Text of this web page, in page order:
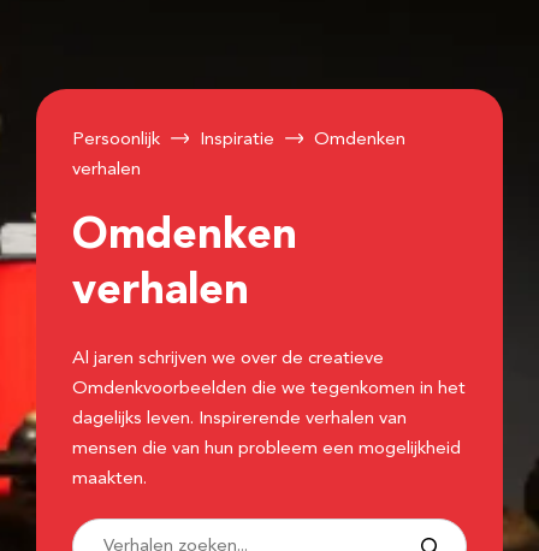
Persoonlijk Inspiratie
Omdenken
verhalen
Omdenken
verhalen
Al jaren schrijven we over de creatieve
Omdenkvoorbeelden die we tegenkomen in het
dagelijks leven. Inspirerende verhalen van
mensen die van hun probleem een mogelijkheid
maakten.